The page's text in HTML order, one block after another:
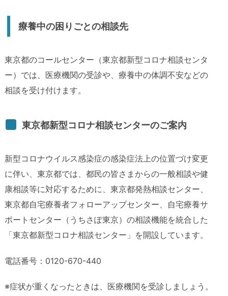
療養中の困りごとの相談先
東京都のコールセンター（東京都新型コロナ相談センタ
ー）では、医療機関の受診や、療養中の体調不安などの
相談を受け付けます。
東京都新型コロナ相談センターのご案内
新型コロナウイルス感染症の感染症法上の位置づけ変更
に伴い、東京都では、都民の皆さまからの一般相談や健
康相談等に対応するために、東京都発熱相談センター、
東京都自宅療養者フォローアップセンター、自宅療養サ
ポートセンター（うちさぽ東京）の相談機能を統合した
「東京都新型コロナ相談センター」を開設しています。
電話番号：0120-670-440
※症状が重くなったときは、医療機関を受診しましょう。